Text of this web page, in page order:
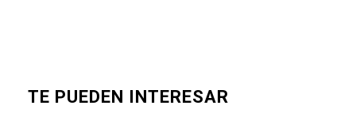
TE PUEDEN INTERESAR